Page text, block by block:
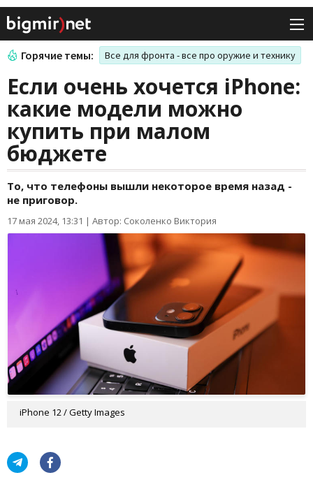
Горячие темы: Все для фронта - все про оружие и технику
Если очень хочется iPhone:
какие модели можно
купить при малом
бюджете
То, что телефоны вышли некоторое время назад -
не приговор.
17 мая 2024, 13:31 | Автор: Соколенко Виктория
iPhone 12 / Getty Images